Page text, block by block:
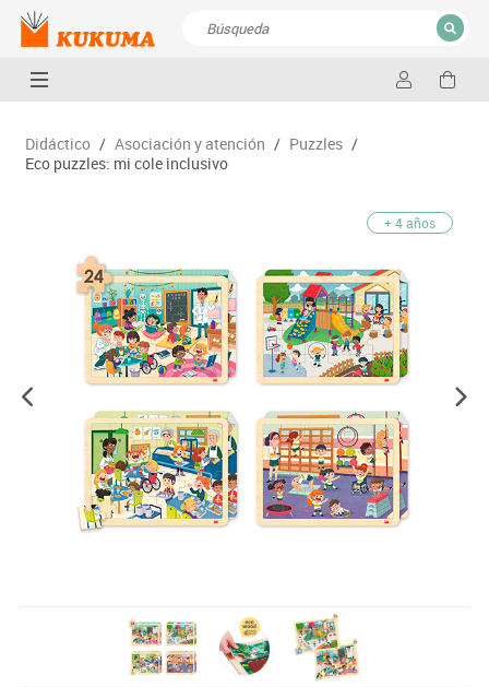
CERRAR
Didáctico / Asociación y atención / Puzzles /
Eco puzzles: mi cole inclusivo
+ 4 años